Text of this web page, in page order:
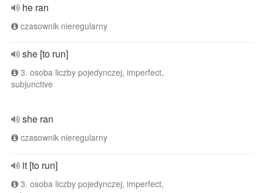
he ran
czasownik nieregularny
she [to run]
3. osoba liczby pojedynczej, imperfect,
subjunctive
she ran
czasownik nieregularny
it [to run]
3. osoba liczby pojedynczej, imperfect,